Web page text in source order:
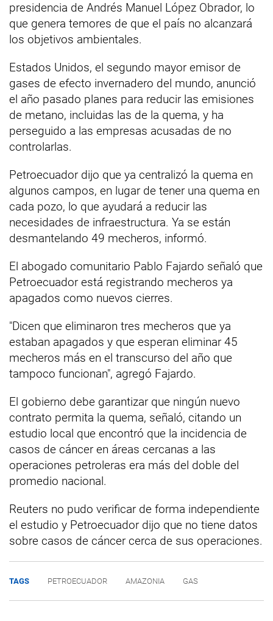
presidencia de Andrés Manuel López Obrador, lo
que genera temores de que el país no alcanzará
los objetivos ambientales.
Estados Unidos, el segundo mayor emisor de
gases de efecto invernadero del mundo, anunció
el año pasado planes para reducir las emisiones
de metano, incluidas las de la quema, y ha
perseguido a las empresas acusadas de no
controlarlas.
Petroecuador dijo que ya centralizó la quema en
algunos campos, en lugar de tener una quema en
cada pozo, lo que ayudará a reducir las
necesidades de infraestructura. Ya se están
desmantelando 49 mecheros, informó.
El abogado comunitario Pablo Fajardo señaló que
Petroecuador está registrando mecheros ya
apagados como nuevos cierres.
"Dicen que eliminaron tres mecheros que ya
estaban apagados y que esperan eliminar 45
mecheros más en el transcurso del año que
tampoco funcionan", agregó Fajardo.
El gobierno debe garantizar que ningún nuevo
contrato permita la quema, señaló, citando un
estudio local que encontró que la incidencia de
casos de cáncer en áreas cercanas a las
operaciones petroleras era más del doble del
promedio nacional.
Reuters no pudo verificar de forma independiente
el estudio y Petroecuador dijo que no tiene datos
sobre casos de cáncer cerca de sus operaciones.
TAGS PETROECUADOR AMAZONIA GAS